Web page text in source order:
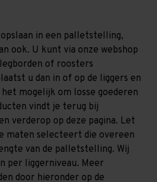
in een palletstelling,
ook. U kunt via onze webshop
of roosters
u dan in of op de liggers en
mogelijk om losse goederen
vindt je terug bij
verderop op deze pagina. Let
maten selecteert die overeen
van de palletstelling. Wij
per liggerniveau. Meer
door hieronder op de